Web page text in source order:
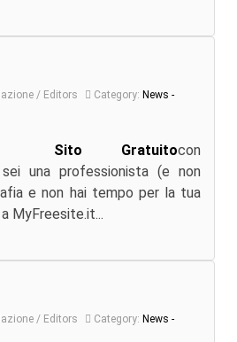
/ Editors Category: News -
Sito Gratuitocon
una professionista (e non
e non hai tempo per la tua
MyFreesite.it...
/ Editors Category: News -